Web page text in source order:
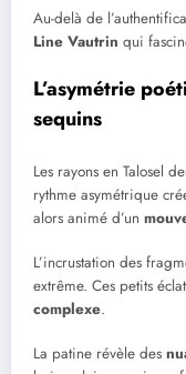
Au-delà de
Line Vautrin qui
L’asymétrie
sequins
Les rayons en Talosel
rythme asymétrique
alors animé d’un
L’incrustation des
extrême. Ces petits
complexe.
La patine révèle des